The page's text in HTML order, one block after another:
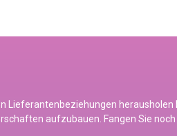
Lieferantenbeziehungen herausholen
aufzubauen. Fangen Sie